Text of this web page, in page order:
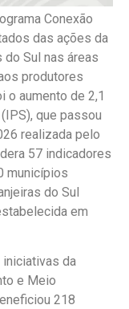
Conexão
das ações da
do Sul nas áreas
produtores
o aumento de 2,1
que passou
realizada pelo
57 indicadores
municípios
do Sul
em
da
e Meio
218